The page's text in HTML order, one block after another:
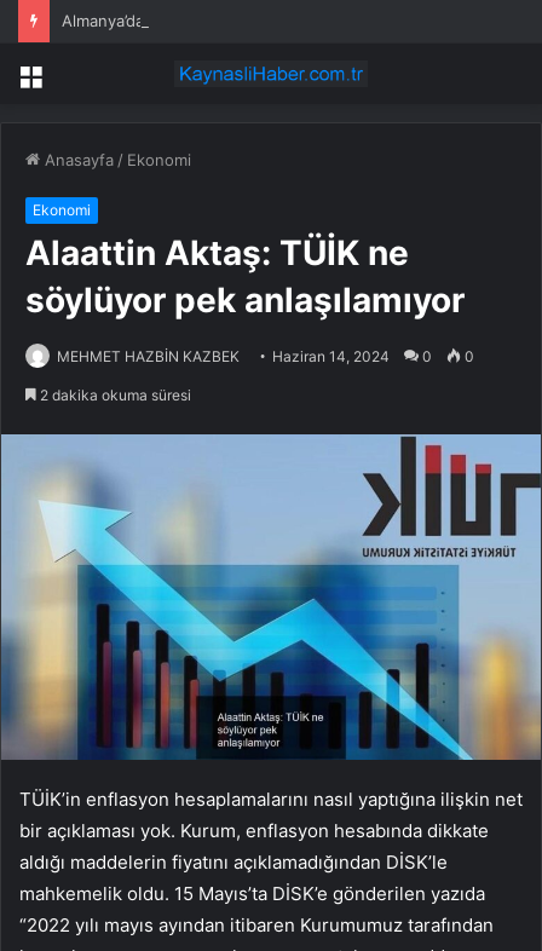
Almanya’da Ren Nehri su seviyeleri rekor düşüklüğe ulaştı
Menü
Anasayfa / Ekonomi
Ekonomi
Alaattin Aktaş: TÜİK ne
söylüyor pek anlaşılamıyor
MEHMET HAZBİN KAZBEK Haziran 14, 2024 0 0
2 dakika okuma süresi
TÜİK’in enflasyon hesaplamalarını nasıl yaptığına ilişkin net
bir açıklaması yok. Kurum, enflasyon hesabında dikkate
aldığı maddelerin fiyatını açıklamadığından DİSK’le
mahkemelik oldu. 15 Mayıs’ta DİSK’e gönderilen yazıda
“2022 yılı mayıs ayından itibaren Kurumumuz tarafından